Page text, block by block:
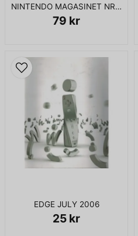
NINTENDO MAGASINET NR 9 1991 MED POWERPLAYER
79 kr
EDGE JULY 2006
25 kr